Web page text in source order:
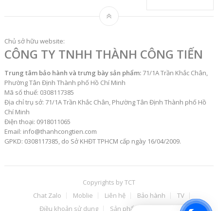
Chủ sở hữu website:
CÔNG TY TNHH THÀNH CÔNG TIẾN
Trung tâm bảo hành và trưng bày sản phẩm:71/1A Trần Khắc Chân,
Phường Tân Định Thành phố Hồ Chí Minh
Mã số thuế: 0308117385
Địa chỉ trụ sở: 71/1A Trần Khắc Chân, Phường Tân Định Thành phố Hồ
Chí Minh
Điện thoại: 0918011065
Email: info@thanhcongtien.com
GPKD: 0308117385, do Sở KHĐT TPHCM cấp ngày 16/04/2009.
Copyrights byTCT
Chat Zalo
Moblie Liên hệ Bảo hành
TV
Điều khoản sử dụng
Sản phẩm